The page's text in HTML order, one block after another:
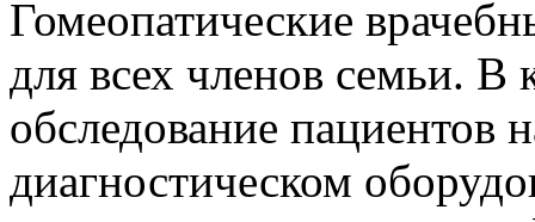
Гомеопатические
для всех членов семьи. В
обследование пациентов
диагностическом